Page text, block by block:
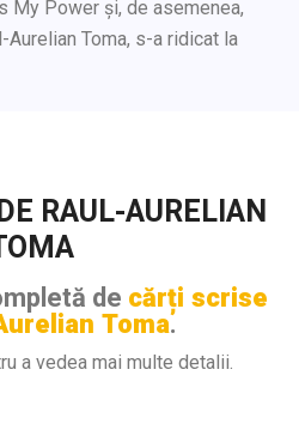
My Power și, de asemenea,
Aurelian Toma, s-a ridicat la
RAUL-AURELIAN
de cărți scrise
Toma.
a vedea mai multe detalii.